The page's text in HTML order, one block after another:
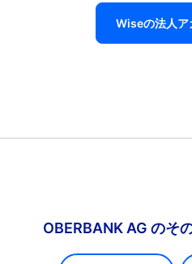
Wiseの法人ア
OBERBANK AG のそ